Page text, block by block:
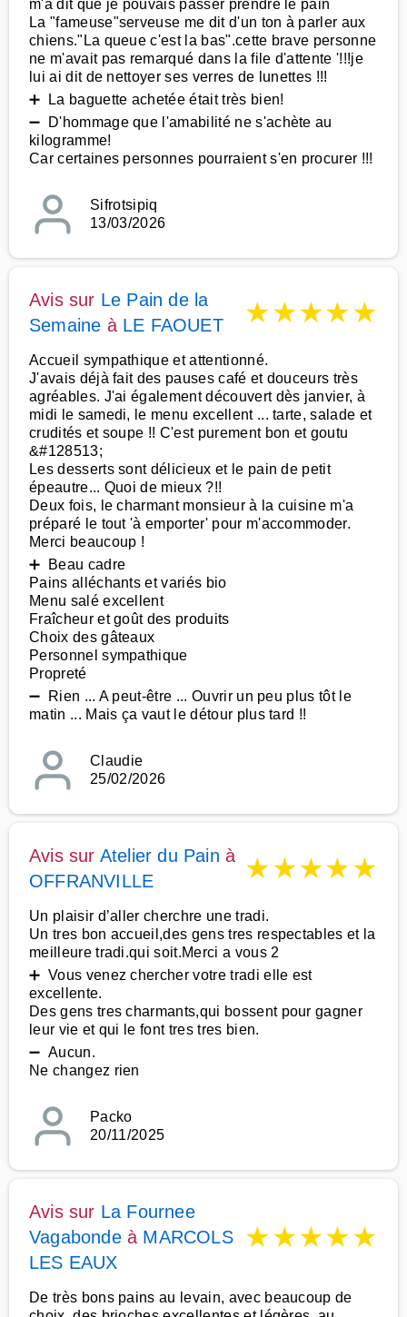
m'a dit que je pouvais passer prendre le pain
La "fameuse"serveuse me dit d'un ton à parler aux
chiens."La queue c'est la bas".cette brave personne
ne m'avait pas remarqué dans la file d'attente '!!!je
lui ai dit de nettoyer ses verres de lunettes !!!
➕ La baguette achetée était très bien!
➖ D'hommage que l'amabilité ne s'achète au
kilogramme!
Car certaines personnes pourraient s'en procurer !!!
Sifrotsipiq
13/03/2026
Avis sur Le Pain de la
Semaine à LE FAOUET ★★★★★
Accueil sympathique et attentionné.
J'avais déjà fait des pauses café et douceurs très
agréables. J'ai également découvert dès janvier, à
midi le samedi, le menu excellent ... tarte, salade et
crudités et soupe !! C'est purement bon et goutu
&#128513;
Les desserts sont délicieux et le pain de petit
épeautre... Quoi de mieux ?!!
Deux fois, le charmant monsieur à la cuisine m'a
préparé le tout 'à emporter' pour m'accommoder.
Merci beaucoup !
➕ Beau cadre
Pains alléchants et variés bio
Menu salé excellent
Fraîcheur et goût des produits
Choix des gâteaux
Personnel sympathique
Propreté
➖ Rien ... A peut-être ... Ouvrir un peu plus tôt le
matin ... Mais ça vaut le détour plus tard !!
Claudie
25/02/2026
Avis sur Atelier du Pain à
OFFRANVILLE
★★★★★
Un plaisir d’aller cherchre une tradi.
Un tres bon accueil,des gens tres respectables et la
meilleure tradi.qui soit.Merci a vous 2
➕ Vous venez chercher votre tradi elle est
excellente.
Des gens tres charmants,qui bossent pour gagner
leur vie et qui le font tres tres bien.
➖ Aucun.
Ne changez rien
Packo
20/11/2025
Avis sur La Fournee
Vagabondeà MARCOLS
LES EAUX
★★★★★
De très bons pains au levain, avec beaucoup de